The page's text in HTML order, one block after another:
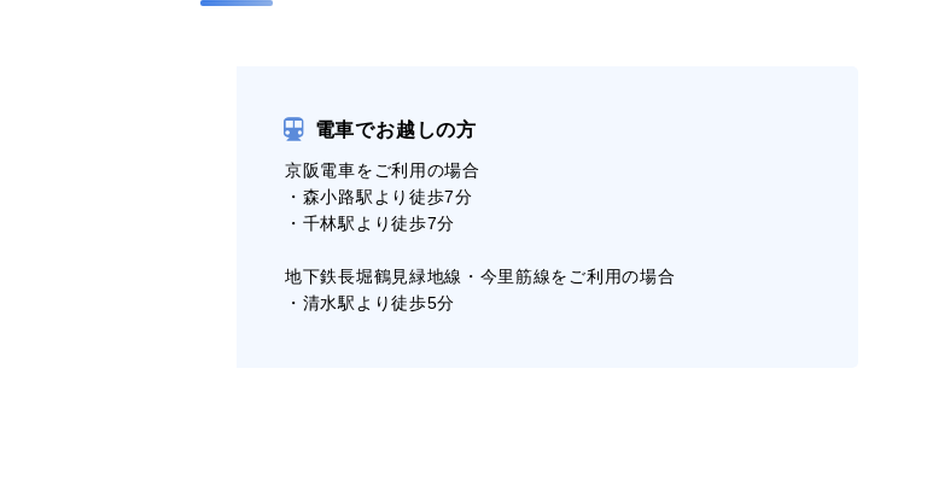
電車でお越しの方
京阪電車をご利用の場合
・森小路駅より徒歩7分
・千林駅より徒歩7分
地下鉄長堀鶴見緑地線・今里筋線をご利用の場合
・清水駅より徒歩5分